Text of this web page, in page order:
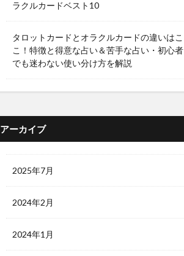
ラクルカードベスト10
タロットカードとオラクルカードの違いはこ
こ！特徴と得意な占い＆苦手な占い・初心者
でも迷わない使い分け方を解説
アーカイブ
2025年7月
2024年2月
2024年1月